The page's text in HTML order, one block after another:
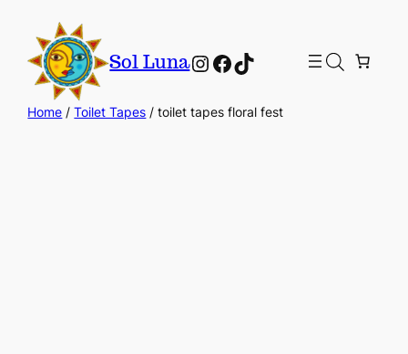
Sol LunaInstagram
Facebook
TikTok
Home /Toilet Tapes / toilet tapes floral fest